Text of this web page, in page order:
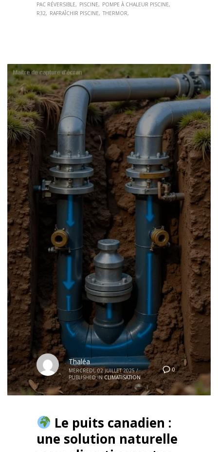
PAC RÉVERSIBLE
PISCINE
POMPE À CHALEUR PISCINE
R32
RAFRAÎCHIR PISCINE THERMOR
0
Thaléa
MERCREDI, 02 JUILLET 2025 /
PUBLISHED IN CLIMATISATION
Le puits canadien :
une solution naturelle